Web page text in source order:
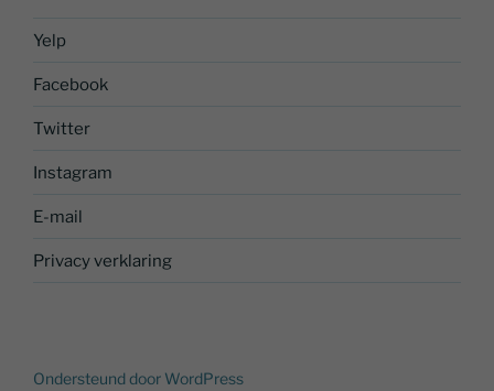
Yelp
Facebook
Twitter
Instagram
E-mail
Privacy verklaring
Ondersteund door WordPress